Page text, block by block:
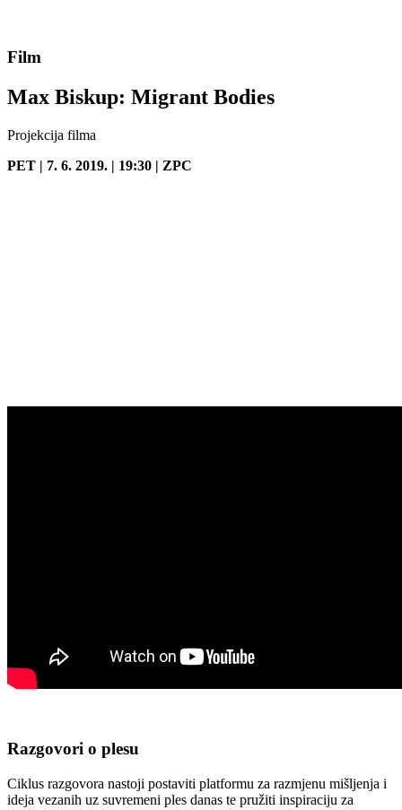
Film
Max Biskup: Migrant Bodies
Projekcija filma
PET | 7. 6. 2019. | 19:30 | ZPC
Razgovori o plesu
Ciklus razgovora nastoji postaviti platformu za razmjenu mišljenja i
ideja vezanih uz suvremeni ples danas te pružiti inspiraciju za